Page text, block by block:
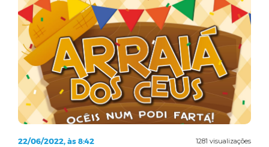
1281 visualizações
22/06/2022, às 8:42